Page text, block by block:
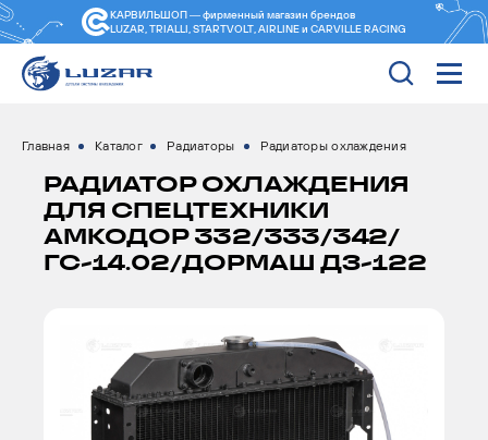
КАРВИЛЬШОП — фирменный магазин брендов
LUZAR, TRIALLI, STARTVOLT, AIRLINE и CARVILLE RACING
Главная Каталог Радиаторы Радиаторы охлаждения
РАДИАТОР ОХЛАЖДЕНИЯ
ДЛЯ СПЕЦТЕХНИКИ
АМКОДОР 332/333/342/
ГС-14.02/ДОРМАШ ДЗ-122